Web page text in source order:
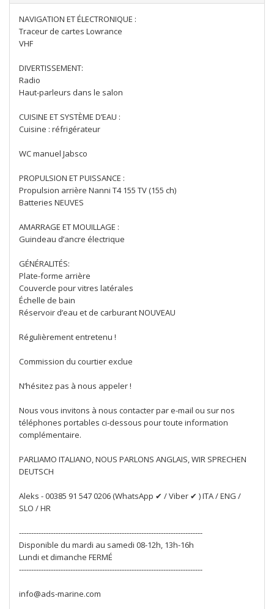
NAVIGATION ET ÉLECTRONIQUE :
Traceur de cartes Lowrance
VHF
DIVERTISSEMENT:
Radio
Haut-parleurs dans le salon
CUISINE ET SYSTÈME D’EAU :
Cuisine : réfrigérateur
WC manuel Jabsco
PROPULSION ET PUISSANCE :
Propulsion arrière Nanni T4 155 TV (155 ch)
Batteries NEUVES
AMARRAGE ET MOUILLAGE :
Guindeau d’ancre électrique
GÉNÉRALITÉS:
Plate-forme arrière
Couvercle pour vitres latérales
Échelle de bain
Réservoir d’eau et de carburant NOUVEAU
Régulièrement entretenu !
Commission du courtier exclue
N’hésitez pas à nous appeler !
Nous vous invitons à nous contacter par e-mail ou sur nos
téléphones portables ci-dessous pour toute information
complémentaire.
PARLIAMO ITALIANO, NOUS PARLONS ANGLAIS, WIR SPRECHEN
DEUTSCH
Aleks - 00385 91 547 0206 (WhatsApp ✔ / Viber ✔ ) ITA / ENG /
SLO / HR
---------------------------------------------------------------------------
Disponible du mardi au samedi 08-12h, 13h-16h
Lundi et dimanche FERMÉ
---------------------------------------------------------------------------
info@ads-marine.com